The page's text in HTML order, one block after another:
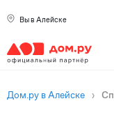
Вы в Алейске
Дом.ру в Алейске ›